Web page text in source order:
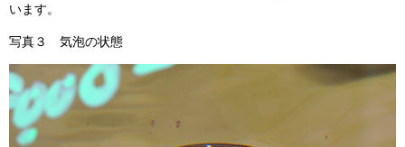
います。
写真３ 気泡の状態